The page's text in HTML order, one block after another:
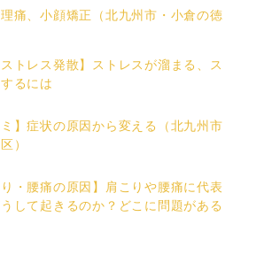
痛、小顔矯正（北九州市・小倉の徳
トレス発散】ストレスが溜まる、ス
るには
ミ】症状の原因から変える（北九州市
）
り・腰痛の原因】肩こりや腰痛に代表
して起きるのか？どこに問題がある